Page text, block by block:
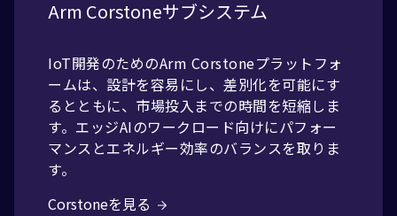
Arm Corstoneサブシステム
IoT開発のためのArm Corstoneプラットフォ
ームは、設計を容易にし、差別化を可能にす
るとともに、市場投入までの時間を短縮しま
す。エッジAIのワークロード向けにパフォー
マンスとエネルギー効率のバランスを取りま
す。
Corstoneを見る